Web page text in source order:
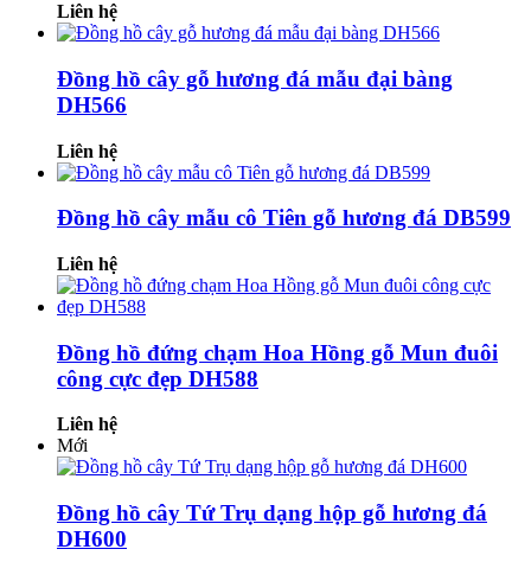
Liên hệ
Đồng hồ cây gỗ hương đá mẫu đại bàng
DH566
Liên hệ
Đồng hồ cây mẫu cô Tiên gỗ hương đá DB599
Liên hệ
Đồng hồ đứng chạm Hoa Hồng gỗ Mun đuôi
công cực đẹp DH588
Liên hệ
Mới
Đồng hồ cây Tứ Trụ dạng hộp gỗ hương đá
DH600